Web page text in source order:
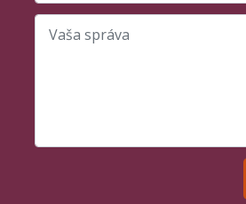
Váš e-mail alebo telefónne číslo